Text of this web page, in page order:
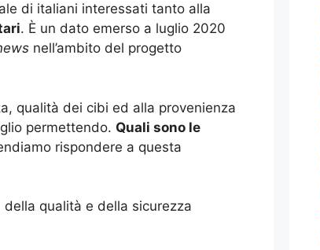
di italiani interessati tanto alla
. È un dato emerso a luglio 2020
nell’ambito del progetto
qualità dei cibi ed alla provenienza
permettendo. Quali sono le
rispondere a questa
qualità e della sicurezza